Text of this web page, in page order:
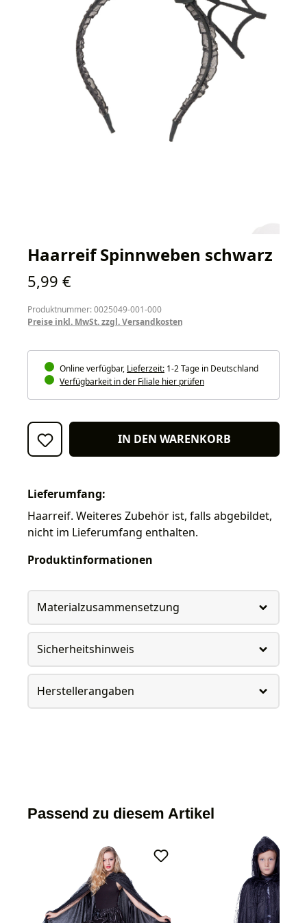
Haarreif Spinnweben schwarz
Regulärer Preis:
5,99 €
Produktnummer: 0025049-001-000
Preise inkl. MwSt. zzgl. Versandkosten
Online verfügbar, Lieferzeit: 1-2 Tage in Deutschland
Verfügbarkeit in der Filiale hier prüfen
IN DEN WARENKORB
Lieferumfang:
Haarreif. Weiteres Zubehör ist, falls abgebildet,
nicht im Lieferumfang enthalten.
Produktinformationen
Materialzusammensetzung
Sicherheitshinweis
Herstellerangaben
Passend zu diesem Artikel